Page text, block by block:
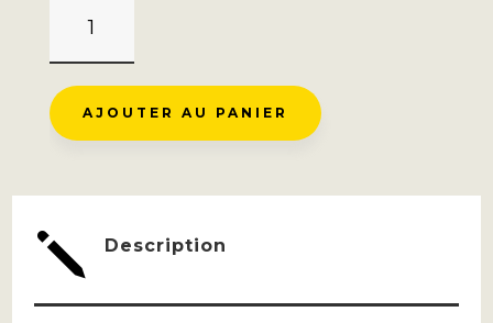
COL
D'ASPIN
-
ST
AJOUTER AU PANIER
j Description